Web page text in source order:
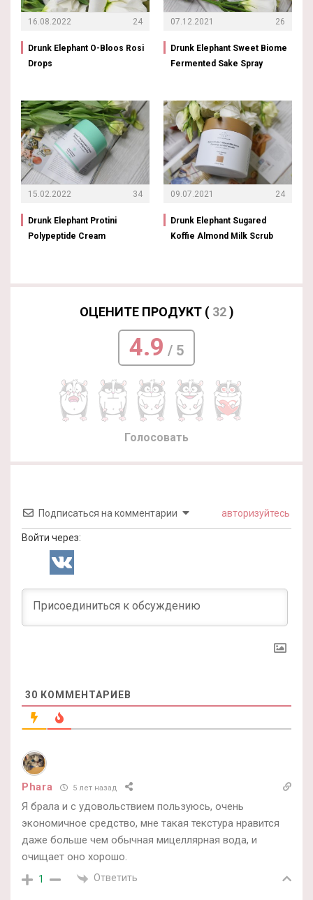
16.08.2022 24
Drunk Elephant O-Bloos Rosi
Drops
15.02.2022 34
Drunk Elephant Protini
Polypeptide Cream
07.12.2021 26
Drunk Elephant Sweet Biome
Fermented Sake Spray
09.07.2021 24
Drunk Elephant Sugared
Koffie Almond Milk Scrub
ОЦЕНИТЕ ПРОДУКТ ( 32)
4.9 / 5
Голосовать
Подписаться на комментарии авторизуйтесь
Войти через:
30 КОММЕНТАРИЕВ
Phara 5 лет назад
Я брала и с удовольствием пользуюсь, очень
экономичное средство, мне такая текстура нравится
даже больше чем обычная мицеллярная вода, и
очищает оно хорошо.
1 Ответить